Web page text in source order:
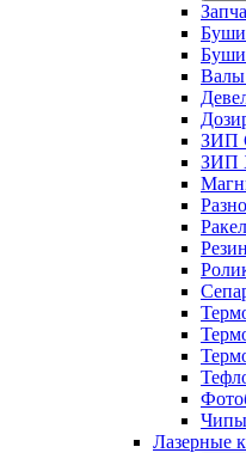
Валы
ЗИП
ЗИП
Чипы
Лазерные